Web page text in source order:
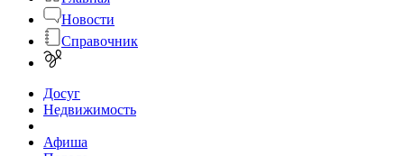
Новости
Справочник
Досуг
Недвижимость
Афиша